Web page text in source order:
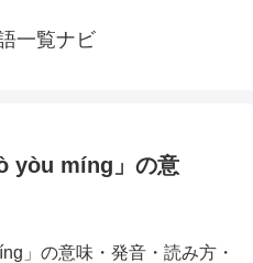
一覧ナビ
yòu míng」の意
」の意味・発音・読み方・